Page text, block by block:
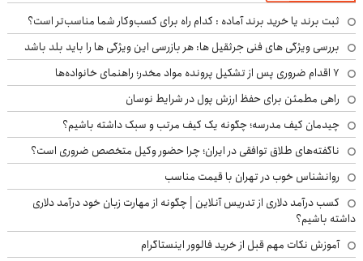
ثبت برند یا خرید برند آماده : کدام راه برای کسب‌وکار شما مناسب‌تر است؟
بررسی ویژگی های فنی جرثقیل ها: هر بازرسی این ویژگی ها را باید بلد باشد
۷ اقدام ضروری پس از تشکیل پرونده مواد مخدر؛ راهنمای خانواده‌ها
راهی مطمئن برای حفظ ارزش پول در شرایط نوسان
چیدمان کیف مدرسه؛ چگونه یک کیف مرتب و سبک داشته باشیم؟
ناگفته‌های طلاق توافقی در ایران؛ چرا حضور وکیل متخصص ضروری است؟
روانشناس خوب در تهران با قیمت مناسب
کسب درآمد دلاری از تدریس آنلاین | چگونه از مهارت زبان خود درآمد دلاری
داشته باشیم؟
آموزش نکات مهم قبل از خرید فالوور اینستاگرام